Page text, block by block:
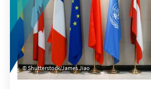
Shutterstock/James Jiao